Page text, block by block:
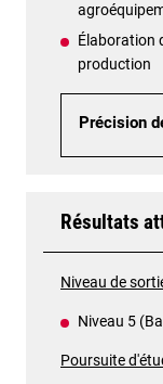
Élaboration
production
Précision
Résultats
Niveau de
Niveau 5
Poursuite